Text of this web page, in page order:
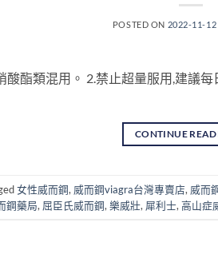
POSTED ON 2022-11-12
酸酯類混用。 2.禁止超量服用,建議
CONTINUE
女性威而鋼, 威而鋼viagra台灣專賣店, 威而
鋼藥局, 屈臣氏威而鋼, 樂威壯, 犀利士, 高山症